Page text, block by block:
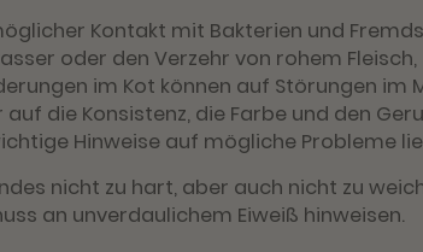
Kontakt mit Bakterien und
oder den Verzehr von rohem Fleisch,
im Kot können auf Störungen im
die Konsistenz, die Farbe und den
Hinweise auf mögliche Probleme
nicht zu hart, aber auch nicht zu
an unverdaulichem Eiweiß hinweisen.